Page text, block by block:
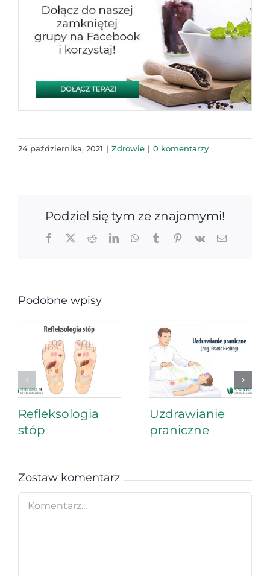
24 października, 2021 | Zdrowie | 0 komentarzy
Podziel się tym ze znajomymi!
Facebook
X RedditLinkedInWhatsApp
TumblrPinterest
Vk Email
Podobne wpisy
Refleksologia
stóp
Uzdrawianie
praniczne
Zostaw komentarz